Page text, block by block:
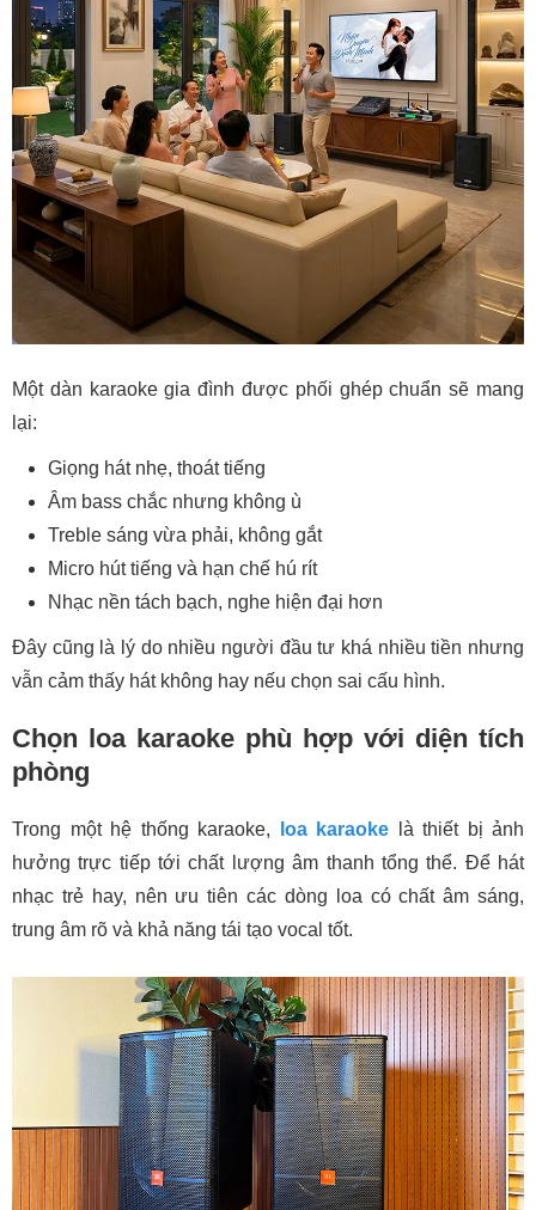
Một dàn karaoke gia đình được phối ghép chuẩn sẽ mang
lại:
Giọng hát nhẹ, thoát tiếng
Âm bass chắc nhưng không ù
Treble sáng vừa phải, không gắt
Micro hút tiếng và hạn chế hú rít
Nhạc nền tách bạch, nghe hiện đại hơn
Đây cũng là lý do nhiều người đầu tư khá nhiều tiền nhưng
vẫn cảm thấy hát không hay nếu chọn sai cấu hình.
Chọn loa karaoke phù hợp với diện tích
phòng
Trong một hệ thống karaoke, loa karaoke là thiết bị ảnh
hưởng trực tiếp tới chất lượng âm thanh tổng thể. Để hát
nhạc trẻ hay, nên ưu tiên các dòng loa có chất âm sáng,
trung âm rõ và khả năng tái tạo vocal tốt.